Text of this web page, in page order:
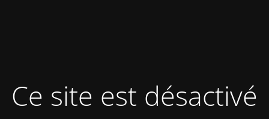
Ce site est désactivé